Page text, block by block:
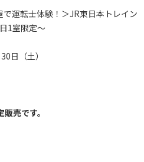
運転士体験！＞JR東日本トレイン
1室限定～
日（土）
売です。